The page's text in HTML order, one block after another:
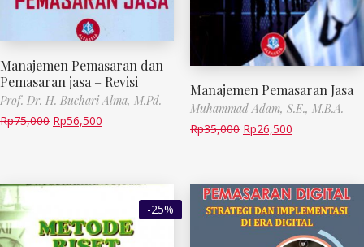
Manajemen Pemasaran dan
Pemasaran jasa – Revisi
Prof. Dr. H. Buchari Alma, M.Pd.
Rp75,000 Rp56,500
Manajemen Pemasaran Jasa
Muhammad Adam, S.E., M.B.A.
Rp35,000 Rp26,500
-25%